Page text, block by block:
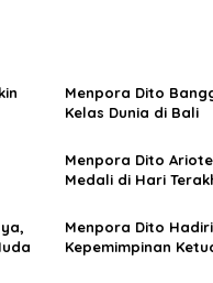
Menpora Dito
Kelas Dunia di Bali
Menpora Dito
Medali di Hari
Menpora Dito Hadiri
Kepemimpinan